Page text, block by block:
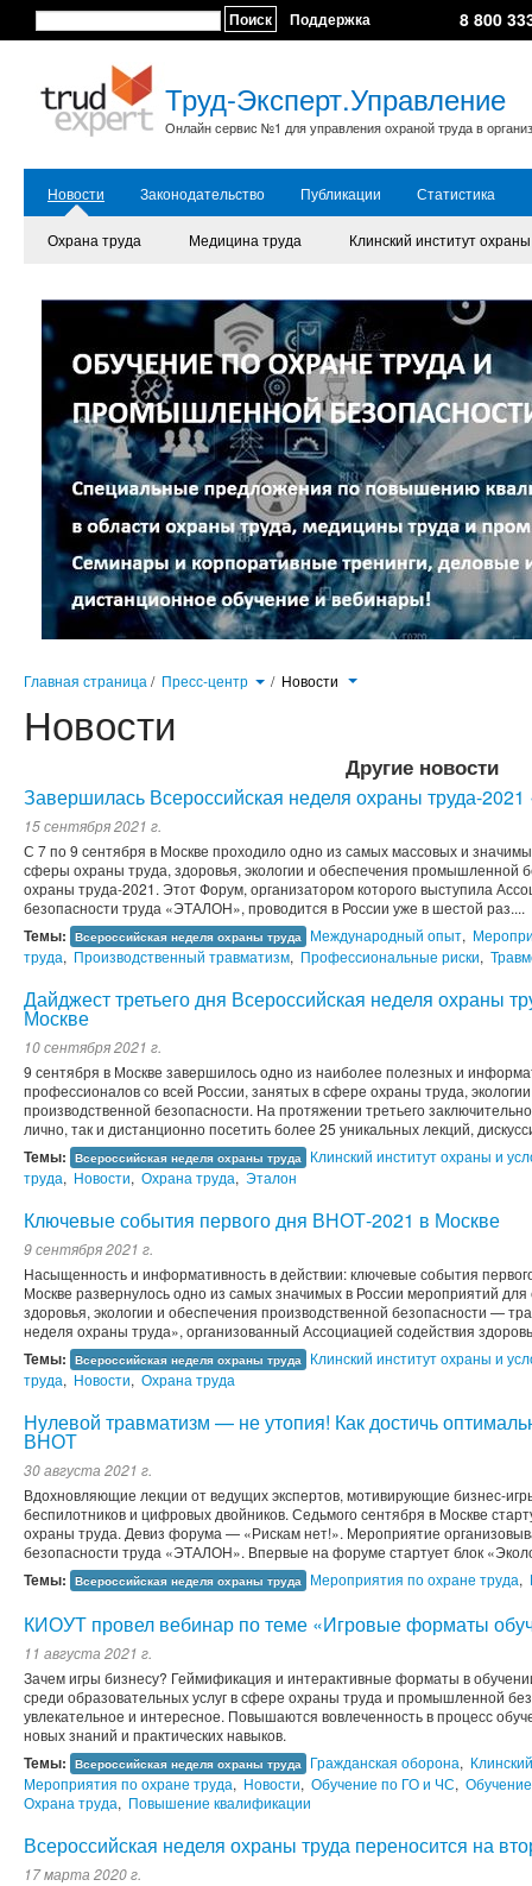
Поиск Поддержка 8 800
Труд-Эксперт.Управление
Онлайн сервис №1 для управления охраной труда в
Новости Законодательство Публикации Статистика
Охрана труда Медицина труда Клинский институт
Главная страница / Пресс-центр / Новости
Новости
Другие новости
Завершилась Всероссийская неделя охраны труда-
15 сентября 2021 г.
С 7 по 9 сентября в Москве проходило одно из самых массовых и
сферы охраны труда, здоровья, экологии и обеспечения промышленной
охраны труда-2021. Этот Форум, организатором которого выступила
безопасности труда «ЭТАЛОН», проводится в России уже в шестой раз....
Темы: Всероссийская неделя охраны труда Международный опыт,
труда, Производственный травматизм, Профессиональные риски,
Дайджест третьего дня Всероссийская неделя охраны
Москве
10 сентября 2021 г.
9 сентября в Москве завершилось одно из наиболее полезных и
профессионалов со всей России, занятых в сфере охраны труда,
производственной безопасности. На протяжении третьего
лично, так и дистанционно посетить более 25 уникальных лекций,
Темы: Всероссийская неделя охраны труда Клинский институт охраны и
труда, Новости, Охрана труда, Эталон
Ключевые события первого дня ВНОТ-2021 в Москве
9 сентября 2021 г.
Насыщенность и информативность в действии: ключевые события
Москве развернулось одно из самых значимых в России мероприятий
здоровья, экологии и обеспечения производственной безопасности —
неделя охраны труда», организованный Ассоциацией содействия
Темы: Всероссийская неделя охраны труда Клинский институт охраны и
труда, Новости, Охрана труда
Нулевой травматизм — не утопия! Как достичь
ВНОТ
30 августа 2021 г.
Вдохновляющие лекции от ведущих экспертов, мотивирующие бизнес-
беспилотников и цифровых двойников. Седьмого сентября в Москве
охраны труда. Девиз форума — «Рискам нет!». Мероприятие
безопасности труда «ЭТАЛОН». Впервые на форуме стартует блок
Темы: Всероссийская неделя охраны труда Мероприятия по охране труда,
КИОУТ провел вебинар по теме «Игровые форматы
11 августа 2021 г.
Зачем игры бизнесу? Геймификация и интерактивные форматы в
среди образовательных услуг в сфере охраны труда и промышленной
увлекательное и интересное. Повышаются вовлеченность в процесс
новых знаний и практических навыков.
Темы: Всероссийская неделя охраны труда Гражданская оборона,
Мероприятия по охране труда, Новости, Обучение по ГО и ЧС,
Охрана труда, Повышение квалификации
Всероссийская неделя охраны труда переносится на
17 марта 2020 г.